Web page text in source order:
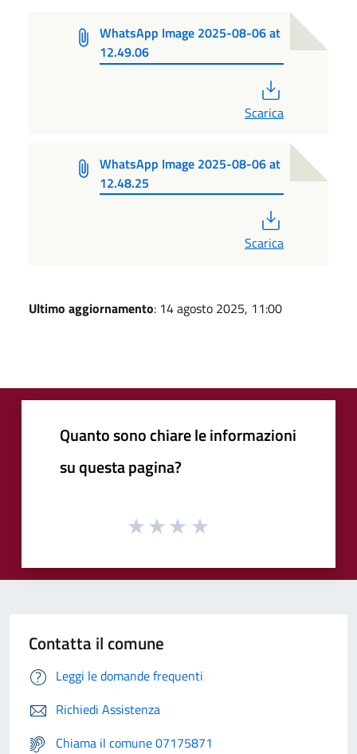
WhatsApp Image 2025-08-06 at
12.49.06
Scarica
WhatsApp Image 2025-08-06 at
12.48.25
Scarica
Ultimo aggiornamento: 14 agosto 2025, 11:00
Quanto sono chiare le informazioni
su questa pagina?
Contatta il comune
Leggi le domande frequenti
Richiedi Assistenza
Chiama il comune 07175871